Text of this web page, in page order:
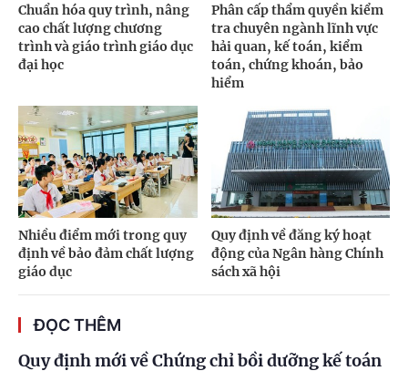
Chuẩn hóa quy trình, nâng
cao chất lượng chương
trình và giáo trình giáo dục
đại học
Phân cấp thẩm quyền kiểm
tra chuyên ngành lĩnh vực
hải quan, kế toán, kiểm
toán, chứng khoán, bảo
hiểm
Nhiều điểm mới trong quy
định về bảo đảm chất lượng
giáo dục
Quy định về đăng ký hoạt
động của Ngân hàng Chính
sách xã hội
ĐỌC THÊM
Quy định mới về Chứng chỉ bồi dưỡng kế toán